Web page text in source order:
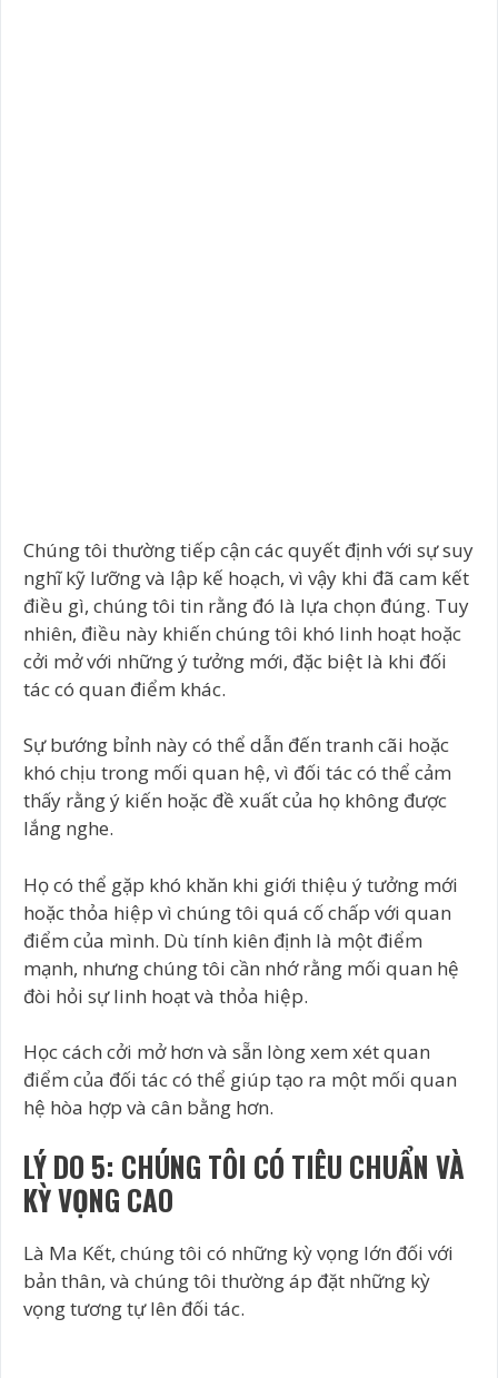
Chúng tôi thường tiếp cận các quyết định với sự suy
nghĩ kỹ lưỡng và lập kế hoạch, vì vậy khi đã cam kết
điều gì, chúng tôi tin rằng đó là lựa chọn đúng. Tuy
nhiên, điều này khiến chúng tôi khó linh hoạt hoặc
cởi mở với những ý tưởng mới, đặc biệt là khi đối
tác có quan điểm khác.
Sự bướng bỉnh này có thể dẫn đến tranh cãi hoặc
khó chịu trong mối quan hệ, vì đối tác có thể cảm
thấy rằng ý kiến hoặc đề xuất của họ không được
lắng nghe.
Họ có thể gặp khó khăn khi giới thiệu ý tưởng mới
hoặc thỏa hiệp vì chúng tôi quá cố chấp với quan
điểm của mình. Dù tính kiên định là một điểm
mạnh, nhưng chúng tôi cần nhớ rằng mối quan hệ
đòi hỏi sự linh hoạt và thỏa hiệp.
Học cách cởi mở hơn và sẵn lòng xem xét quan
điểm của đối tác có thể giúp tạo ra một mối quan
hệ hòa hợp và cân bằng hơn.
LÝ DO 5: CHÚNG TÔI CÓ TIÊU CHUẨN VÀ
KỲ VỌNG CAO
Là Ma Kết, chúng tôi có những kỳ vọng lớn đối với
bản thân, và chúng tôi thường áp đặt những kỳ
vọng tương tự lên đối tác.